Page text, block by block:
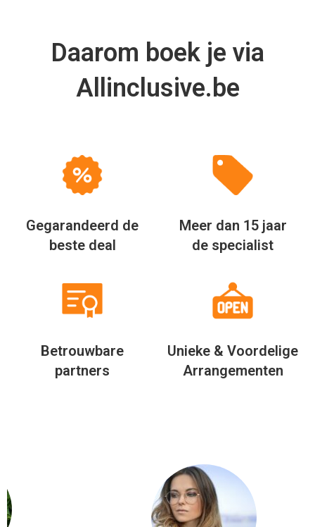
Daarom boek je via
Allinclusive.be
Gegarandeerd de
beste deal
Meer dan 15 jaar
de specialist
Betrouwbare
partners
Unieke & Voordelige
Arrangementen